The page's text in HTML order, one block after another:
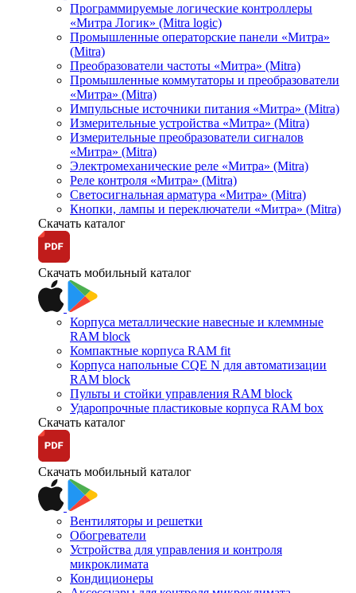
Программируемые логические контроллеры
«Митра Логик» (Mitra logic)
Промышленные операторские панели «Митра»
(Mitra)
Преобразователи частоты «Митра» (Mitra)
Промышленные коммутаторы и преобразователи
«Митра» (Mitra)
Импульсные источники питания «Митра» (Mitra)
Измерительные устройства «Митра» (Mitra)
Измерительные преобразователи сигналов
«Митра» (Mitra)
Электромеханические реле «Митра» (Mitra)
Реле контроля «Митра» (Mitra)
Светосигнальная арматура «Митра» (Mitra)
Кнопки, лампы и переключатели «Митра» (Mitra)
Скачать каталог
Скачать мобильный каталог
Корпуса металлические навесные и клеммные
RAM block
Компактные корпуса RAM fit
Корпуса напольные CQE N для автоматизации
RAM block
Пульты и стойки управления RAM block
Ударопрочные пластиковые корпуса RAM box
Скачать каталог
Скачать мобильный каталог
Вентиляторы и решетки
Обогреватели
Устройства для управления и контроля
микроклимата
Кондиционеры